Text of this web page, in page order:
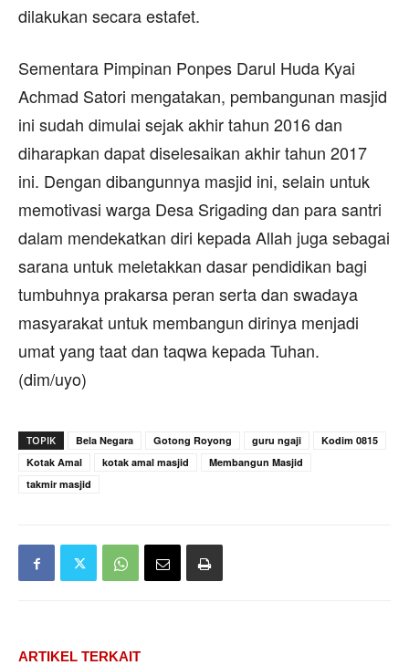
dilakukan secara estafet.
Sementara Pimpinan Ponpes Darul Huda Kyai
Achmad Satori mengatakan, pembangunan masjid
ini sudah dimulai sejak akhir tahun 2016 dan
diharapkan dapat diselesaikan akhir tahun 2017
ini. Dengan dibangunnya masjid ini, selain untuk
memotivasi warga Desa Srigading dan para santri
dalam mendekatkan diri kepada Allah juga sebagai
sarana untuk meletakkan dasar pendidikan bagi
tumbuhnya prakarsa peran serta dan swadaya
masyarakat untuk membangun dirinya menjadi
umat yang taat dan taqwa kepada Tuhan.
(dim/uyo)
TOPIK Bela Negara Gotong Royong guru ngaji
Kodim 0815
Kotak Amal
kotak amal masjid
Membangun Masjid
takmir masjid
ARTIKEL TERKAIT